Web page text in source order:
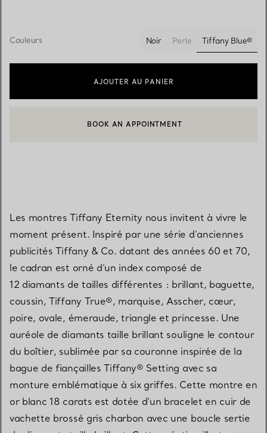
Couleurs Noir Perle
Tiffany Blue®
AJOUTER AU PANIER
CONTACTER UN CONSEILLER CLIENT OU PRENDRE RENDEZ-
BOOK AN APPOINTMENT
Les montres Tiffany Eternity nous invitent à vivre le
moment présent. Inspiré par une série d’anciennes
publicités Tiffany & Co. datant des années 60 et 70,
le cadran est orné d’un index composé de
12 diamants de tailles différentes : brillant, baguette,
coussin, Tiffany True®, marquise, Asscher, cœur,
poire, ovale, émeraude, triangle et princesse. Une
auréole de diamants taille brillant souligne le contour
du boîtier, sublimée par sa couronne inspirée de la
bague de fiançailles Tiffany® Setting avec sa
monture emblématique à six griffes. Cette montre en
or blanc 18 carats est dotée d’un bracelet en cuir de
vachette brossé gris charbon avec une boucle sertie